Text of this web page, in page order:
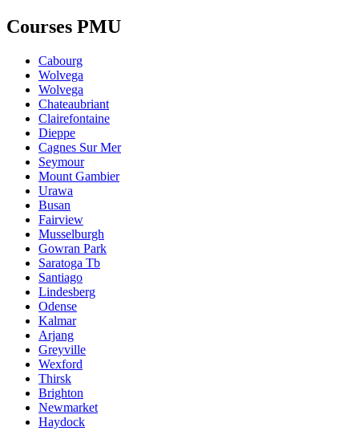
Courses PMU
Cabourg
Wolvega
Wolvega
Chateaubriant
Clairefontaine
Dieppe
Cagnes Sur Mer
Seymour
Mount Gambier
Urawa
Busan
Fairview
Musselburgh
Gowran Park
Saratoga Tb
Santiago
Lindesberg
Odense
Kalmar
Arjang
Greyville
Wexford
Thirsk
Brighton
Newmarket
Haydock